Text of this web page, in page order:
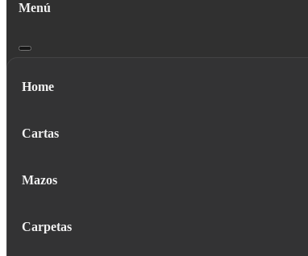
Menú
Home
Cartas
Mazos
Carpetas